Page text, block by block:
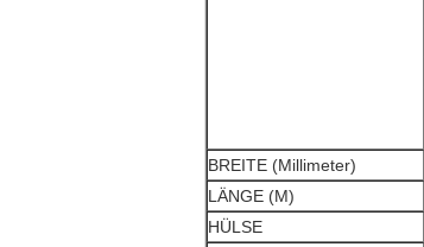
BREITE (Millimeter)
LÄNGE (M)
HÜLSE